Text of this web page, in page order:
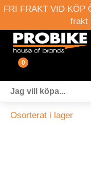
FRI FRAKT VID KÖP
frakt
0
Osorterat i lager